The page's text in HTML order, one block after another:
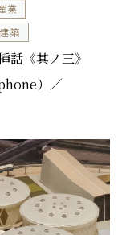
業
築
話《其ノ三》
）／